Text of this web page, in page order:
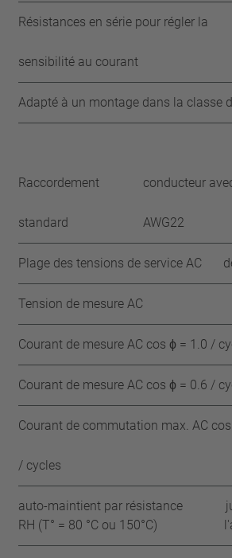
Résistances en série pour régler la
sensibilité au courant
Adapté à un montage dans la classe
Raccordement
standard
conducteur
AWG22
Plage des tensions de service AC
Tension de mesure AC
Courant de mesure AC cos ϕ = 1.0 /
Courant de mesure AC cos ϕ = 0.6 /
Courant de commutation max. AC
/ cycles
auto-maintient par résistance
RH (T° = 80 °C ou 150°C)